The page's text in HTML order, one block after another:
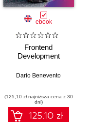
ebook
Frontend
Development
Dario Benevento
(125,10 zł najniższa cena z 30
dni)
125.10 zł